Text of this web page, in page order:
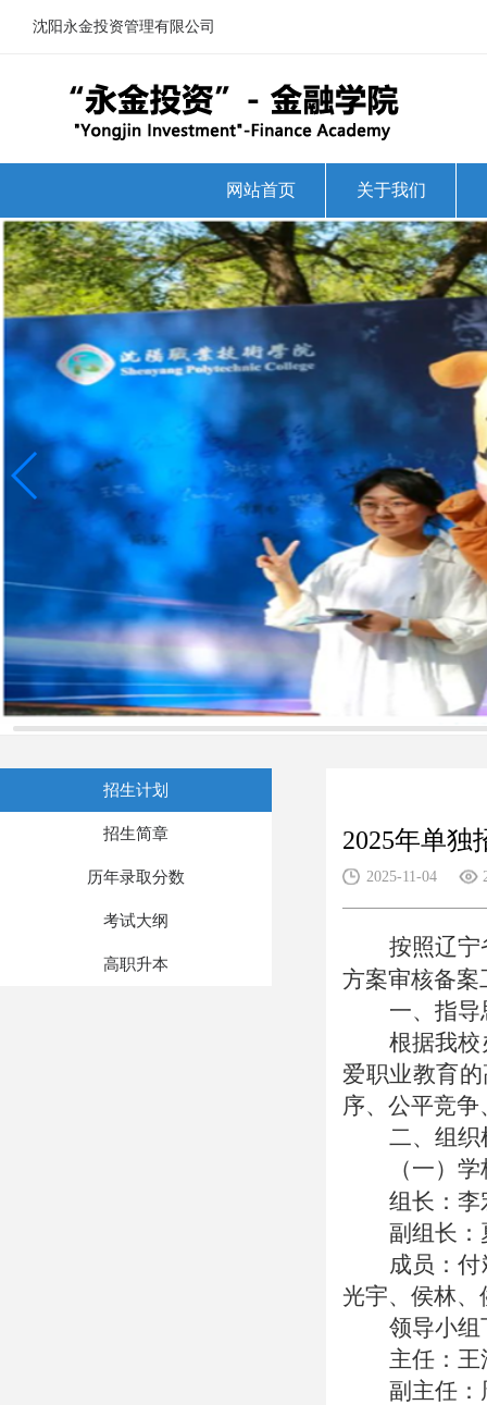
沈阳永金投资管理有限公司
网站首页 关于我们
招生计划
招生简章
历年录取分数
考试大纲
高职升本
2025年单独
2025-11-04
按照辽
方案审核备案
一、指导
根据我
爱职业教育
序、公平竞
二、组织
（一）
组长：李
副组长：
成员：
光宇、侯林
领导小组
主任：
副主任：